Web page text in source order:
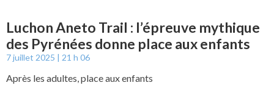
Luchon Aneto Trail : l’épreuve mythique
des Pyrénées donne place aux enfants
7 juillet 2025 21 h 06
Après les adultes, place aux enfants